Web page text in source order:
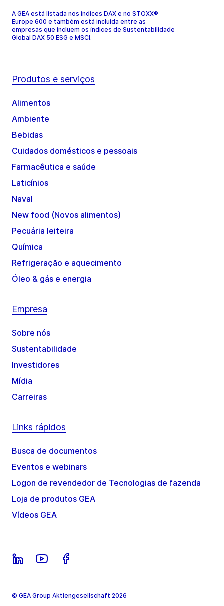
A GEA está listada nos índices DAX e no STOXX®
Europe 600 e também está incluída entre as
empresas que incluem os índices de Sustentabilidade
Global DAX 50 ESG e MSCI.
Produtos e serviços
Alimentos
Ambiente
Bebidas
Cuidados domésticos e pessoais
Farmacêutica e saúde
Laticínios
Naval
New food (Novos alimentos)
Pecuária leiteira
Química
Refrigeração e aquecimento
Óleo & gás e energia
Empresa
Sobre nós
Sustentabilidade
Investidores
Mídia
Carreiras
Links rápidos
Busca de documentos
Eventos e webinars
Logon de revendedor de Tecnologias de fazenda
Loja de produtos GEA
Vídeos GEA
© GEA Group Aktiengesellschaft 2026